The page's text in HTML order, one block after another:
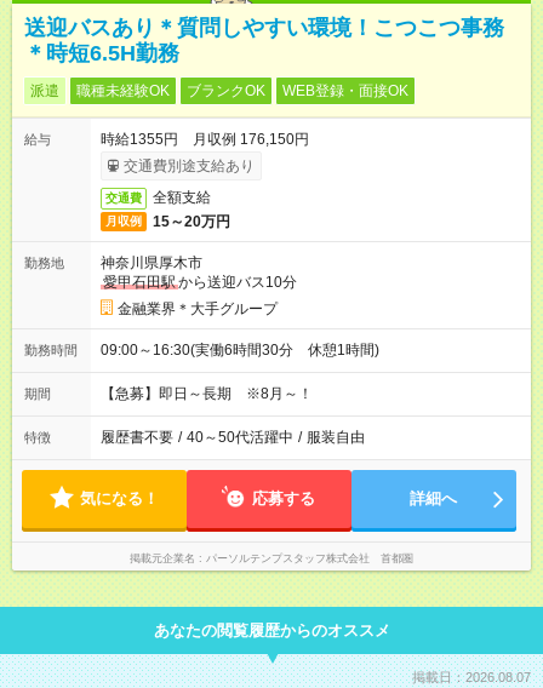
送迎バスあり＊質問しやすい環境！こつこつ事務
＊時短6.5H勤務
派遣 職種未経験OK ブランクOK WEB登録・面接OK
給与
時給1355円 月収例 176,150円
交通費別途支給あり
交通費 全額支給
月収例 15～20万円
勤務地
神奈川県厚木市
愛甲石田駅から送迎バス10分
金融業界＊大手グループ
勤務時間 09:00～16:30(実働6時間30分 休憩1時間)
期間 【急募】即日～長期 ※8月～！
特徴 履歴書不要 / 40～50代活躍中 / 服装自由
気になる！ 応募する 詳細へ
掲載元企業名 パーソルテンプスタッフ株式会社 首都圏
あなたの閲覧履歴からのオススメ
掲載日：2026.08.07